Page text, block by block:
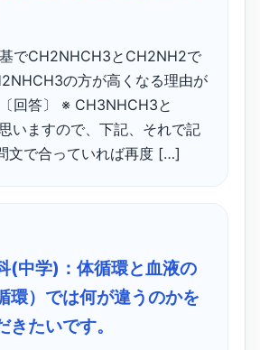
基でCH2NHCH3とCH2NH2で
の方が高くなる理由が
回答〕 ※ CH3NHCH3と
いますので、下記、それで記
文で合っていれば再度 […]
(中学)：体循環と血液の
環）では何が違うのかを
たいです。